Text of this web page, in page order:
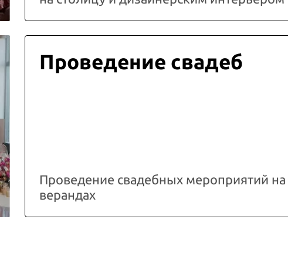
Проведение свадеб
Проведение свадебных мероприятий
верандах